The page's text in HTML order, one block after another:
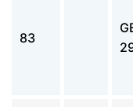
83